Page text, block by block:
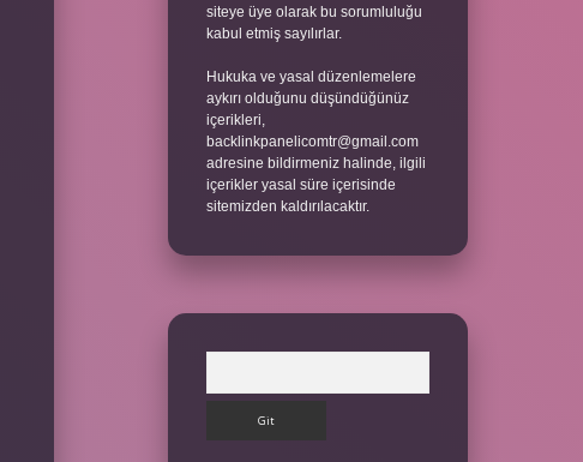
siteye üye olarak bu sorumluluğu
kabul etmiş sayılırlar.
Hukuka ve yasal düzenlemelere
aykırı olduğunu düşündüğünüz
içerikleri,
backlinkpanelicomtr@gmail.com
adresine bildirmeniz halinde, ilgili
içerikler yasal süre içerisinde
sitemizden kaldırılacaktır.